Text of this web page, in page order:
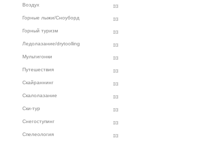
Воздух
Горные лыжи/Сноуборд
Горный туризм
Ледолазание/drytoolling
Мультигонки
Путешествия
Скайраннинг
Скалолазание
Ски-тур
Снегоступинг
Спелеология